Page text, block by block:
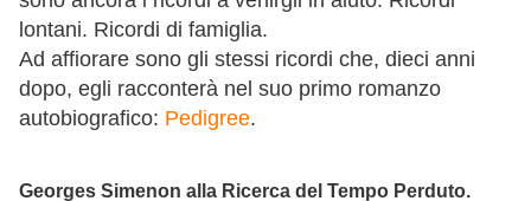
lontani. Ricordi di famiglia.
Ad affiorare sono gli stessi ricordi che, dieci anni
dopo, egli racconterà nel suo primo romanzo
autobiografico: Pedigree.
Georges Simenon alla Ricerca del Tempo Perduto.